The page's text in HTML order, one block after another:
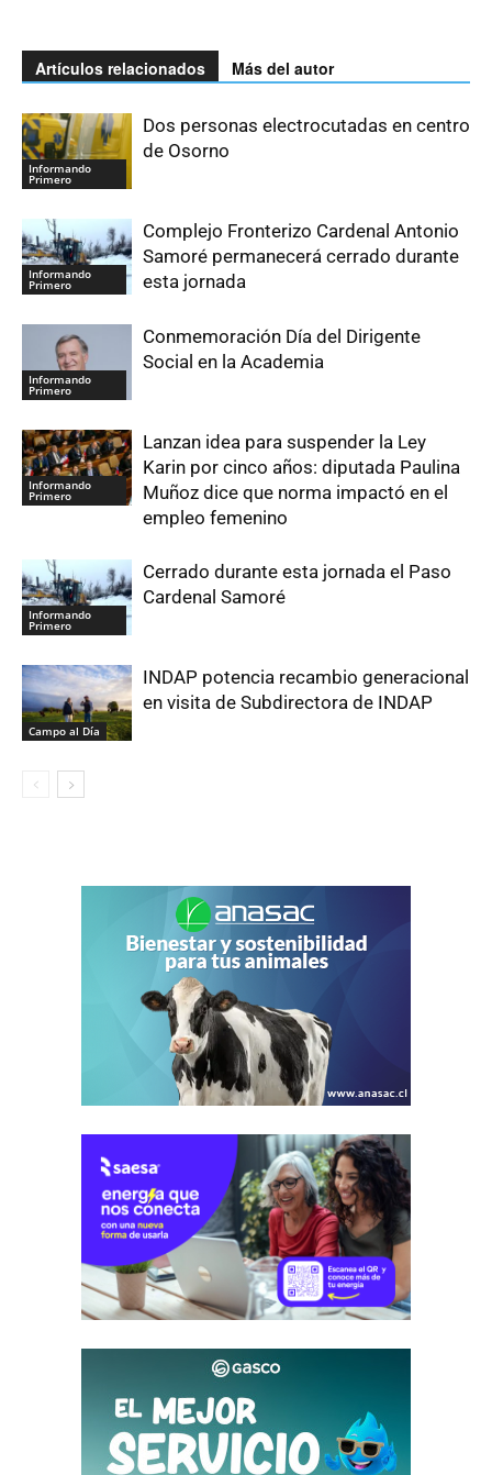
Artículos relacionados Más del autor
Informando
Primero
Dos personas electrocutadas en centro
de Osorno
Informando
Primero
Complejo Fronterizo Cardenal Antonio
Samoré permanecerá cerrado durante
esta jornada
Informando
Primero
Conmemoración Día del Dirigente
Social en la Academia
Informando
Primero
Lanzan idea para suspender la Ley
Karin por cinco años: diputada Paulina
Muñoz dice que norma impactó en el
empleo femenino
Informando
Primero
Cerrado durante esta jornada el Paso
Cardenal Samoré
Campo al Día
INDAP potencia recambio generacional
en visita de Subdirectora de INDAP